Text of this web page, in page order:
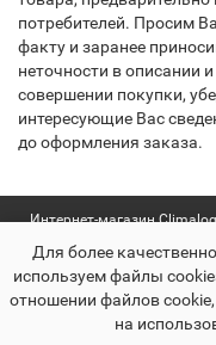
товара,
потребителей. Просим
факту и заранее
неточности в описании
совершении покупки,
интересующие Вас
до оформления заказа.
№361648 от
государственной
Для более
используем файлы
отношении файлов
на